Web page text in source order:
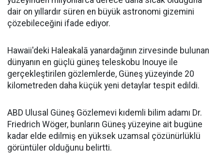
dair on yıllardır süren en büyük astronomi gizemini
çözebileceğini ifade ediyor.
Hawaii'deki Haleakalā yanardağının zirvesinde bulunan
dünyanın en güçlü güneş teleskobu Inouye ile
gerçekleştirilen gözlemlerde, Güneş yüzeyinde 20
kilometreden daha küçük yeni detaylar tespit edildi.
ABD Ulusal Güneş Gözlemevi kıdemli bilim adamı Dr.
Friedrich Wöger, bunların Güneş yüzeyine ait bugüne
kadar elde edilmiş en yüksek uzamsal çözünürlüklü
görüntüler olduğunu belirtti.